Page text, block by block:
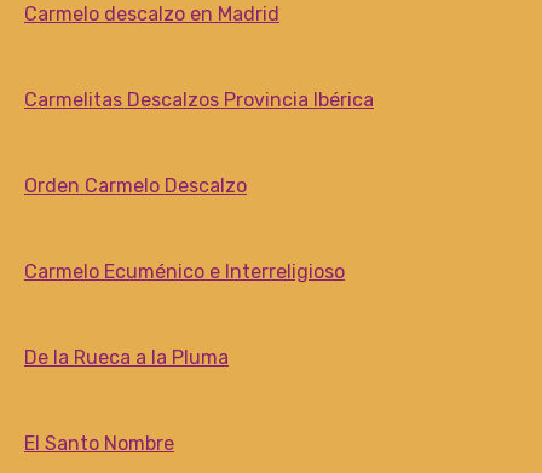
Carmelo descalzo en Madrid
Carmelitas Descalzos Provincia Ibérica
Orden Carmelo Descalzo
Carmelo Ecuménico e Interreligioso
De la Rueca a la Pluma
El Santo Nombre